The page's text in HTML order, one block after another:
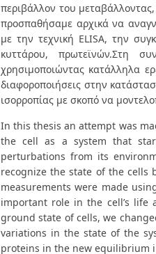
περιβάλλον του
προσπαθήσαμε αρχικά να
με την τεχνική ELISA, την
κυττάρου, πρωτεϊνών.Στη
χρησιμοποιώντας κατάλληλα
διαφοροποιήσεις στην
ισορροπίας με σκοπό να
In this thesis an attempt was
the cell as a system that
perturbations from its
recognize the state of the cells
measurements were made
important role in the cell’s life
ground state of cells, we
variations in the state of the
proteins in the new equilibrium